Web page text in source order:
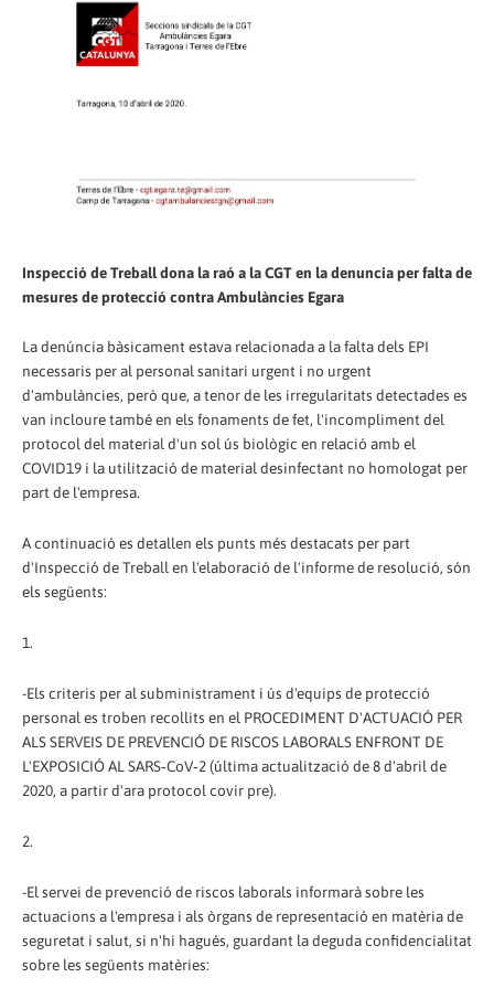
Inspecció de Treball dona la raó a la CGT en la denuncia per falta de
mesures de protecció contra Ambulàncies Egara
La denúncia bàsicament estava relacionada a la falta dels EPI
necessaris per al personal sanitari urgent i no urgent
d'ambulàncies, però que, a tenor de les irregularitats detectades es
van incloure també en els fonaments de fet, l'incompliment del
protocol del material d'un sol ús biològic en relació amb el
COVID19 i la utilització de material desinfectant no homologat per
part de l'empresa.
A continuació es detallen els punts més destacats per part
d'Inspecció de Treball en l'elaboració de l'informe de resolució, són
els següents:
1.
-Els criteris per al subministrament i ús d'equips de protecció
personal es troben recollits en el PROCEDIMENT D'ACTUACIÓ PER
ALS SERVEIS DE PREVENCIÓ DE RISCOS LABORALS ENFRONT DE
L'EXPOSICIÓ AL SARS‐CoV‐2 (última actualització de 8 d'abril de
2020, a partir d'ara protocol covir pre).
2.
-El servei de prevenció de riscos laborals informarà sobre les
actuacions a l'empresa i als òrgans de representació en matèria de
seguretat i salut, si n'hi hagués, guardant la deguda confidencialitat
sobre les següents matèries: